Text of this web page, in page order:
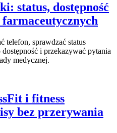
status, dostępność
telefon, sprawdzać status
i przekazywać pytania
medycznej.
i fitness
bez przerywania